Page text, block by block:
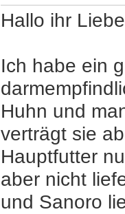
Hallo ihr
Ich habe ein
Huhn und
verträgt sie
Hauptfutter
aber nicht
und Sanoro